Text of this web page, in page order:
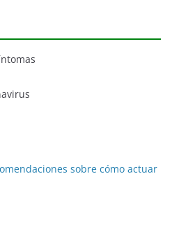
sobre cómo actuar